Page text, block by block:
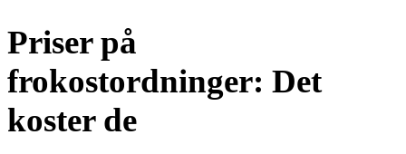
Priser på
frokostordninger: Det
koster de